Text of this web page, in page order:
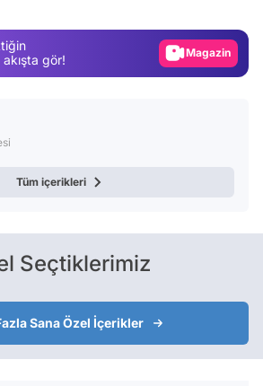
gör!
Magazin
Video
Tüm içerikleri
Seçtiklerimiz
Sana Özel İçerikler